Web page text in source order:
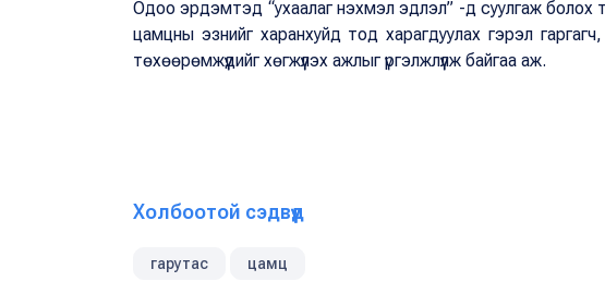
Одоо эрдэмтэд “ухаалаг нэхмэл эдлэл” -д суулгаж болох
цамцны эзнийг харанхуйд тод харагдуулах гэрэл
төхөөрөмжүүдийг хөгжүүлэх ажлыг үргэлжлүүлж байгаа аж.
Холбоотой сэдвүүд
гарутас цамц